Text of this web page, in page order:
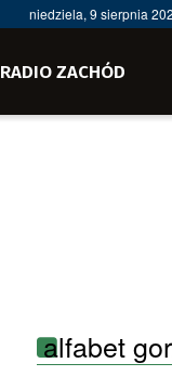
niedziela, 9 sierpnia
RADIO ZACHÓD
alfabet